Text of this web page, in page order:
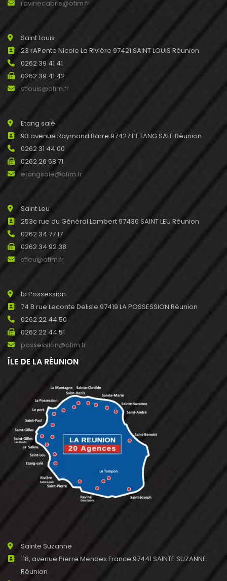
ravinecabris@ofim.fr
Saint Louis
23 rAPente Nicole La Rivière 97421 SAINT LOUIS Réunion
0262 39 41 41
0262 39 41 42
stlouis@ofim.fr
Etang salé
93 avenue Raymond Barre 97427 L’ETANG SALE Réunion
0262 31 44 00
0262 26 58 71
etangsale@ofim.fr
Saint Leu
253c rue du Général Lambert 97436 SAINT LEU Réunion
0262 34 77 17
0262 34 92 38
stleu@ofim.fr
la Possession
74 B rue Leconte Delisle 97419 LA POSSESSION Réunion
0262 22 44 50
0262 22 44 51
possession@ofim.fr
ÎLE DE LA RÉUNION
Sainte Suzanne
118, avenue Pierre Mendes France 97441 SAINTE SUZANNE
Réunion